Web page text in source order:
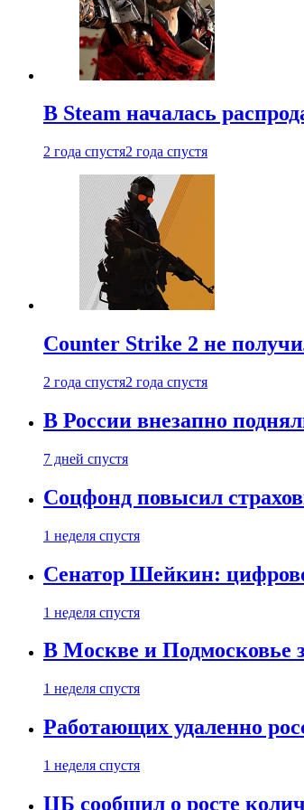
В Steam началась
2 года спустя2 года спустя
Counter Strike 2 не
2 года спустя2 года спустя
В России внезапно
7 дней спустя
Соцфонд повысил
1 неделя спустя
Сенатор Шейкин:
1 неделя спустя
В Москве и Подмосковье
1 неделя спустя
Работающих удаленно
1 неделя спустя
ЦБ сообщил о росте